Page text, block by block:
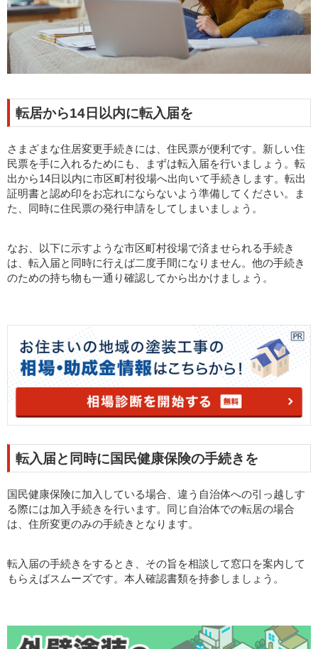
転居から14日以内に転入届を
さまざまな住居変更手続きには、住民票が便利です。新しい住
民票を手に入れるためにも、まずは転入届を行いましょう。転
出から14日以内に市区町村役場へ出向いて手続きします。転出
証明書と認め印をお忘れにならないよう準備してください。ま
た、同時に住民票の発行申請をしてしまいましょう。
なお、以下に示すような市区町村役場で済ませられる手続き
は、転入届と同時に行えば二度手間になりません。他の手続き
のための持ち物も一通り確認してから出かけましょう。
転入届と同時に国民健康保険の手続きを
国民健康保険に加入している場合、違う自治体への引っ越しす
る際には加入手続きを行います。同じ自治体での転居の場合
は、住所変更のみの手続きとなります。
転入届の手続きをするとき、その旨を相談して窓口を案内して
もらえばスムーズです。本人確認書類を持参しましょう。